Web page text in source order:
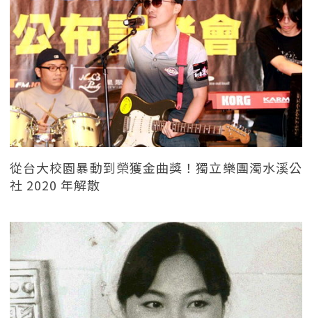
從台大校園暴動到榮獲金曲獎！獨立樂團濁水溪公
社 2020 年解散